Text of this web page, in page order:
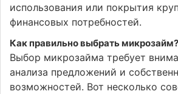
использования или покрытия
финансовых потребностей.
Как правильно выбрать микрозайм?
Выбор микрозайма требует
анализа предложений и
возможностей. Вот несколько